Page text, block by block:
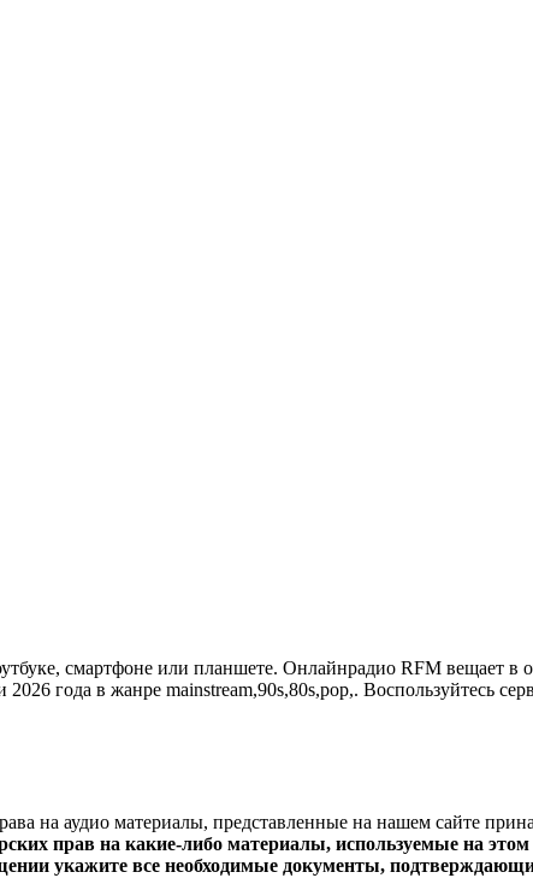
смартфоне или планшете. Онлайнрадио RFM вещает в
года в жанре mainstream,90s,80s,pop,. Воспользуйтесь
на аудио материалы, представленные на нашем сайте
прав на какие-либо материалы, используемые на
укажите все необходимые документы,